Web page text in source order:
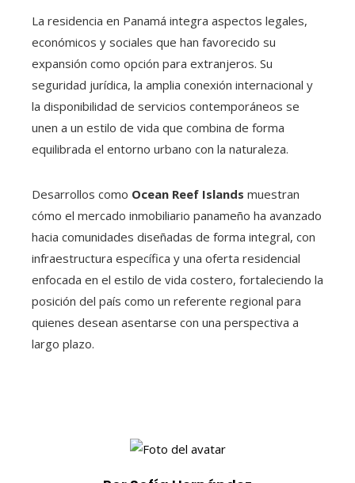
La residencia en Panamá integra aspectos legales,
económicos y sociales que han favorecido su
expansión como opción para extranjeros. Su
seguridad jurídica, la amplia conexión internacional y
la disponibilidad de servicios contemporáneos se
unen a un estilo de vida que combina de forma
equilibrada el entorno urbano con la naturaleza.
Desarrollos como Ocean Reef Islands muestran
cómo el mercado inmobiliario panameño ha avanzado
hacia comunidades diseñadas de forma integral, con
infraestructura específica y una oferta residencial
enfocada en el estilo de vida costero, fortaleciendo la
posición del país como un referente regional para
quienes desean asentarse con una perspectiva a
largo plazo.